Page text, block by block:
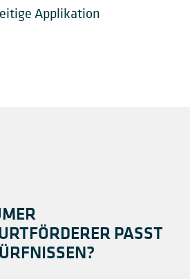
Applikation
PASST